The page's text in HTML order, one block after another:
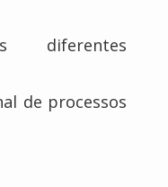
diferentes
de processos